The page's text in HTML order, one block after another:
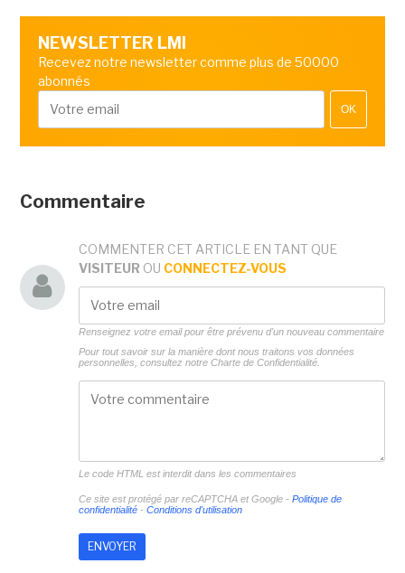
NEWSLETTER LMI
Recevez notre newsletter comme plus de 50000
abonnés
OK
Commentaire
COMMENTER CET ARTICLE EN TANT QUE
VISITEUR OU CONNECTEZ-VOUS
Renseignez votre email pour être prévenu d'un nouveau commentaire
Pour tout savoir sur la manière dont nous traitons vos données
personnelles, consultez notre Charte de Confidentialité.
Le code HTML est interdit dans les commentaires
Ce site est protégé par reCAPTCHA et Google - Politique de
confidentialité- Conditions d'utilisation